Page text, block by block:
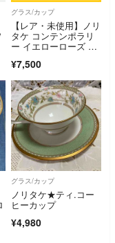
グラス/カップ
【レア・未使用】ノリ
タケ コンテンポラリ
ー イエローローズ C&
¥7,500
グラス/カップ
ノリタケ★ティ.コー
ヒーカップ
¥4,980